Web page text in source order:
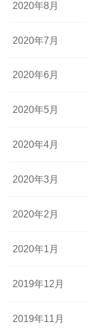
2020年8月
2020年7月
2020年6月
2020年5月
2020年4月
2020年3月
2020年2月
2020年1月
2019年12月
2019年11月